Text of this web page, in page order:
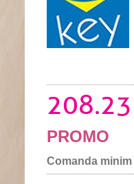
208.23
PROMO
Comanda minim